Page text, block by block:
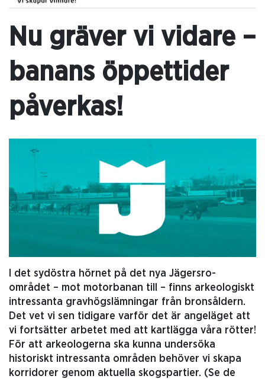
Nu gräver vi vidare –
banans öppettider
påverkas!
I det sydöstra hörnet på det nya Jägersro-
området – mot motorbanan till – finns arkeologiskt
intressanta gravhögslämningar från bronsåldern.
Det vet vi sen tidigare varför det är angeläget att
vi fortsätter arbetet med att kartlägga våra rötter!
För att arkeologerna ska kunna undersöka
historiskt intressanta områden behöver vi skapa
korridorer genom aktuella skogspartier. (Se de